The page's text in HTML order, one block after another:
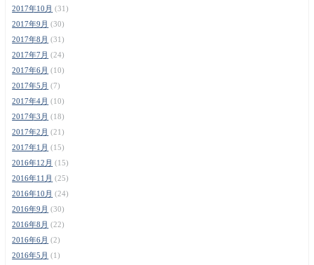
2017年10月 (31)
2017年9月 (30)
2017年8月 (31)
2017年7月 (24)
2017年6月 (10)
2017年5月 (7)
2017年4月 (10)
2017年3月 (18)
2017年2月 (21)
2017年1月 (15)
2016年12月 (15)
2016年11月 (25)
2016年10月 (24)
2016年9月 (30)
2016年8月 (22)
2016年6月 (2)
2016年5月 (1)